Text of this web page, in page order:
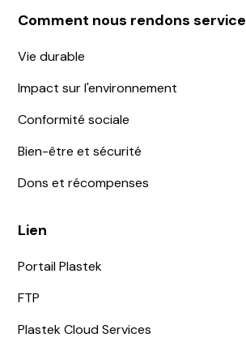
Comment nous rendons service
Vie durable
Impact sur l'environnement
Conformité sociale
Bien-être et sécurité
Dons et récompenses
Lien
Portail Plastek
FTP
Plastek Cloud Services